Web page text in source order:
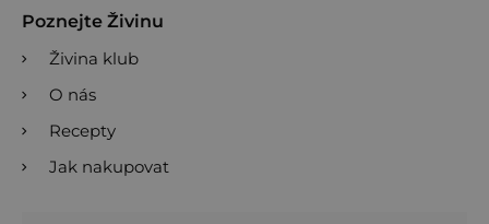
Poznejte Živinu
Živina klub
O nás
Recepty
Jak nakupovat